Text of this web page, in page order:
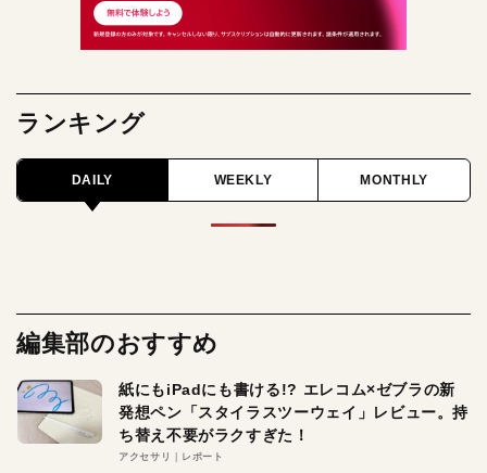
ランキング
DAILY WEEKLY MONTHLY
編集部のおすすめ
紙にもiPadにも書ける!? エレコム×ゼブラの新
発想ペン「スタイラスツーウェイ」レビュー。持
ち替え不要がラクすぎた！
アクセサリ レポート